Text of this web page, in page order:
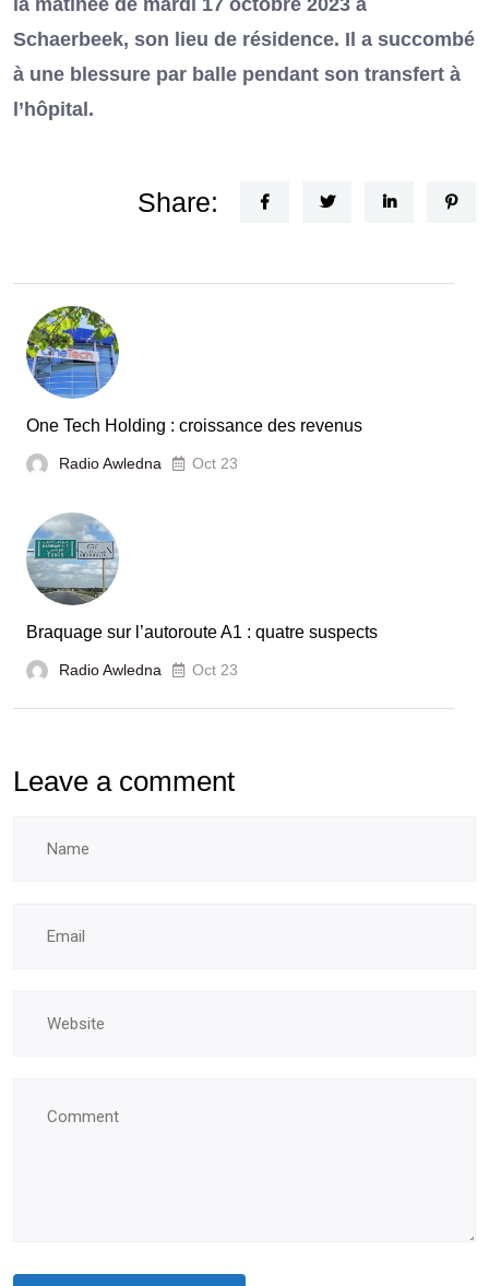
Schaerbeek, son lieu de résidence. Il a succombé
à une blessure par balle pendant son transfert à
l’hôpital.
Share:
One Tech Holding : croissance des revenus
Radio Awledna Oct 23
Braquage sur l’autoroute A1 : quatre suspects
Radio Awledna Oct 23
Leave a comment